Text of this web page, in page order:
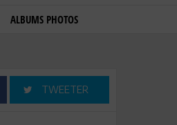
ALBUMS PHOTOS
TWEETER